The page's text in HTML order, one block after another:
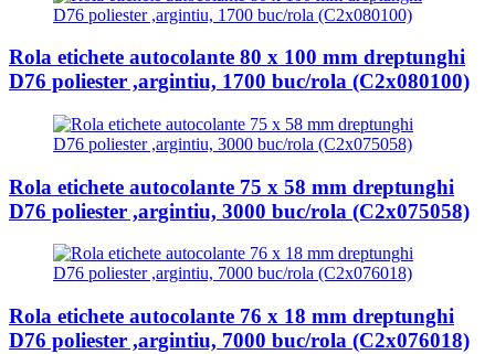
Rola etichete autocolante 80 x 100 mm dreptunghi
D76 poliester ,argintiu, 1700 buc/rola (C2x080100)
Rola etichete autocolante 75 x 58 mm dreptunghi
D76 poliester ,argintiu, 3000 buc/rola (C2x075058)
Rola etichete autocolante 76 x 18 mm dreptunghi
D76 poliester ,argintiu, 7000 buc/rola (C2x076018)